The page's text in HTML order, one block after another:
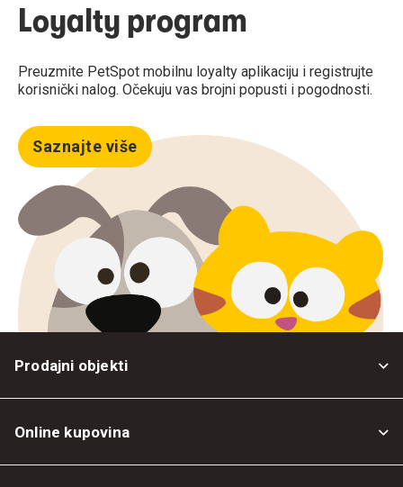
Loyalty program
Preuzmite PetSpot mobilnu loyalty aplikaciju i registrujte
korisnički nalog. Očekuju vas brojni popusti i pogodnosti.
Saznajte više
Prodajni objekti
Online kupovina